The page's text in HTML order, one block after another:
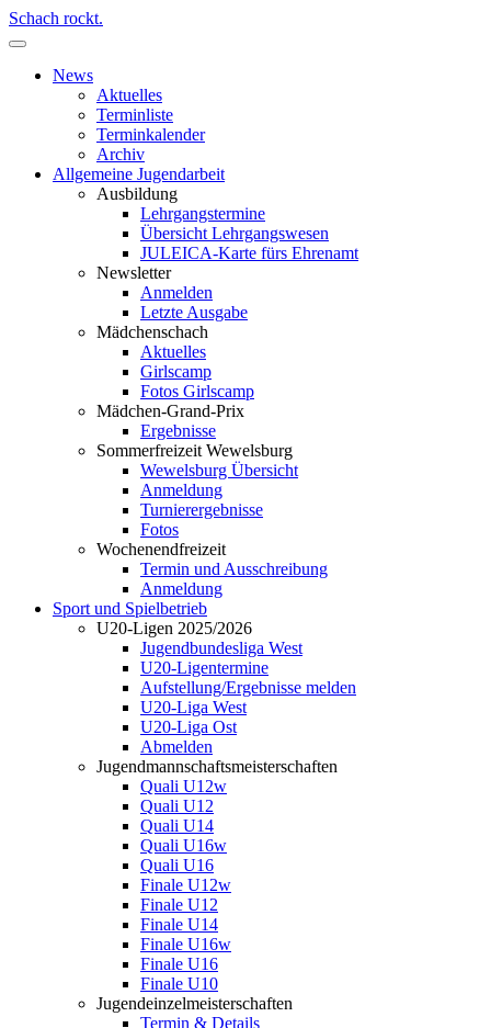
Schach rockt.
News
Aktuelles
Terminliste
Terminkalender
Archiv
Allgemeine Jugendarbeit
Ausbildung
Lehrgangstermine
Übersicht Lehrgangswesen
JULEICA-Karte fürs Ehrenamt
Newsletter
Anmelden
Letzte Ausgabe
Mädchenschach
Aktuelles
Girlscamp
Fotos Girlscamp
Mädchen-Grand-Prix
Ergebnisse
Sommerfreizeit Wewelsburg
Wewelsburg Übersicht
Anmeldung
Turnierergebnisse
Fotos
Wochenendfreizeit
Termin und Ausschreibung
Anmeldung
Sport und Spielbetrieb
U20-Ligen 2025/2026
Jugendbundesliga West
U20-Ligentermine
Aufstellung/Ergebnisse melden
U20-Liga West
U20-Liga Ost
Abmelden
Jugendmannschaftsmeisterschaften
Quali U12w
Quali U12
Quali U14
Quali U16w
Quali U16
Finale U12w
Finale U12
Finale U14
Finale U16w
Finale U16
Finale U10
Jugendeinzelmeisterschaften
Termin & Details